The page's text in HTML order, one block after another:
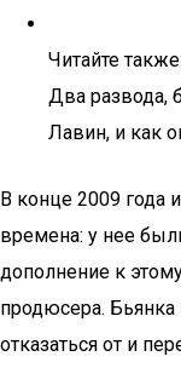
Читайте также:
Два развода,
Лавин, и как
В конце 2009 года
времена: у нее
дополнение к
продюсера.
отказаться от и